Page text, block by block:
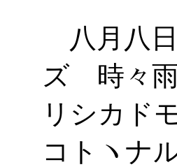
八月八
ズ 時々
リシカド
コトヽナ